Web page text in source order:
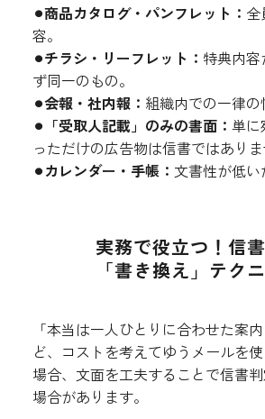
⚫︎商品カタログ・パンフレット： 全
容。
⚫︎チラシ・リーフレット： 特典内容
ず同一のもの。
⚫︎会報・社内報： 組織内での一律の
⚫︎「受取人記載」のみの書面： 単に
っただけの広告物は信書ではありま
⚫︎カレンダー・手帳： 文書性が低い
実務で役立つ！信
「書き換え」テク
「本当は一人ひとりに合わせた案
ど、コストを考えてゆうメールを
場合、文面を工夫することで信書
場合があります。